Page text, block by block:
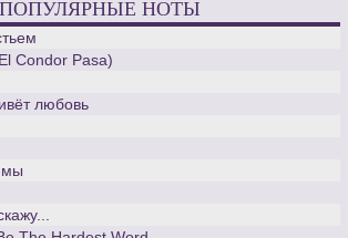
ПОПУЛЯРНЫЕ НОТЫ
Condor Pasa)
любовь